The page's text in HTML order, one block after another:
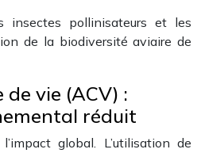
insectes pollinisateurs et les
de la biodiversité aviaire de
vie (ACV) :
réduit
l’impact global. L’utilisation de